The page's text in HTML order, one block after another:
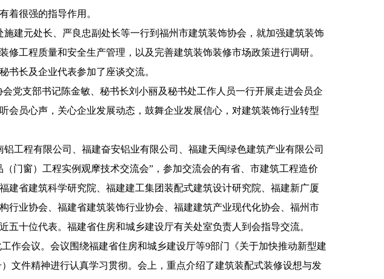
着很强的指导作用。
建元处长、严良忠副处长等一行到福州市建筑装饰协会，就加强建筑装饰
工程质量和安全生产管理，以及完善建筑装饰装修市场政策进行调研。
书长及企业代表参加了座谈交流。
党支部书记陈金敏、秘书长刘小丽及秘书处工作人员一行开展走进会员企
会员心声，关心企业发展动态，鼓舞企业发展信心，对建筑装饰行业转型
工程有限公司、福建奋安铝业有限公司、福建天闽绿色建筑产业有限公司
门窗）工程实例观摩技术交流会”，参加交流会的有省、市建筑工程造价
建省建筑科学研究院、福建建工集团装配式建筑设计研究院、福建新广厦
行业协会、福建省建筑装饰行业协会、福建建筑产业现代化协会、福州市
十位代表。福建省住房和城乡建设厅有关处室负责人到会指导交流。
作会议。会议围绕福建省住房和城乡建设厅等9部门《关于加快推动新型建
文件精神进行认真学习贯彻。会上，重点介绍了建筑装配式装修设想与发